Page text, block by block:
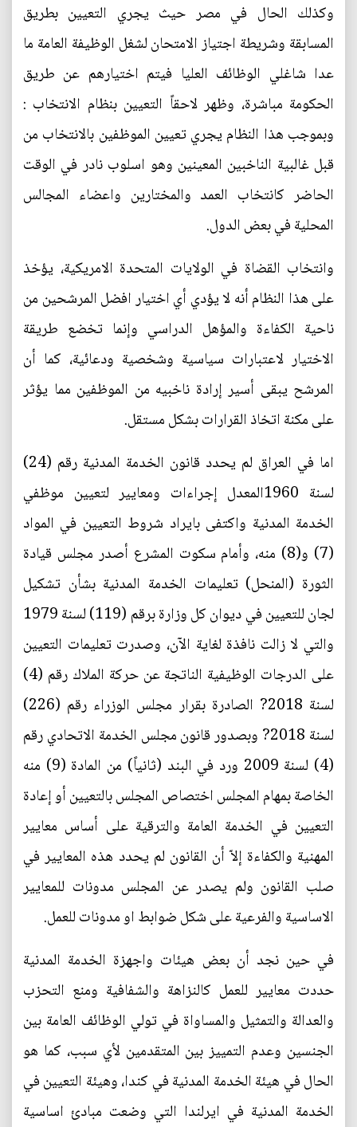
وكذلك الحال في مصر حيث يجري التعيين بطريق
المسابقة وشريطة اجتياز الامتحان لشغل الوظيفة العامة ما
عدا شاغلي الوظائف العليا فيتم اختيارهم عن طريق
الحكومة مباشرة، وظهر لاحقاً التعيين بنظام الانتخاب :
وبموجب هذا النظام يجري تعيين الموظفين بالانتخاب من
قبل غالبية الناخبين المعينين وهو اسلوب نادر في الوقت
الحاضر كانتخاب العمد والمختارين واعضاء المجالس
المحلية في بعض الدول.
وانتخاب القضاة في الولايات المتحدة الامريكية، يؤخذ
على هذا النظام أنه لا يؤدي أي اختيار افضل المرشحين من
ناحية الكفاءة والمؤهل الدراسي وإنما تخضع طريقة
الاختيار لاعتبارات سياسية وشخصية ودعائية، كما أن
المرشح يبقى أسير إرادة ناخبيه من الموظفين مما يؤثر
على مكنة اتخاذ القرارات بشكل مستقل.
اما في العراق لم يحدد قانون الخدمة المدنية رقم (24)
لسنة 1960المعدل إجراءات ومعايير لتعيين موظفي
الخدمة المدنية واكتفى بايراد شروط التعيين في المواد
(7) و(8) منه، وأمام سكوت المشرع أصدر مجلس قيادة
الثورة (المنحل) تعليمات الخدمة المدنية بشأن تشكيل
لجان للتعيين في ديوان كل وزارة برقم (119) لسنة 1979
والتي لا زالت نافذة لغاية الآن، وصدرت تعليمات التعيين
على الدرجات الوظيفية الناتجة عن حركة الملاك رقم (4)
لسنة 2018? الصادرة بقرار مجلس الوزراء رقم (226)
لسنة 2018? وبصدور قانون مجلس الخدمة الاتحادي رقم
(4) لسنة 2009 ورد في البند (ثانياً) من المادة (9) منه
الخاصة بمهام المجلس اختصاص المجلس بالتعيين أو إعادة
التعيين في الخدمة العامة والترقية على أساس معايير
المهنية والكفاءة إلاّ أن القانون لم يحدد هذه المعايير في
صلب القانون ولم يصدر عن المجلس مدونات للمعايير
الاساسية والفرعية على شكل ضوابط او مدونات للعمل.
في حين نجد أن بعض هيئات واجهزة الخدمة المدنية
حددت معايير للعمل كالنزاهة والشفافية ومنع التحزب
والعدالة والتمثيل والمساواة في تولي الوظائف العامة بين
الجنسين وعدم التمييز بين المتقدمين لأي سبب، كما هو
الحال في هيئة الخدمة المدنية في كندا، وهيئة التعيين في
الخدمة المدنية في ايرلندا التي وضعت مبادئ اساسية